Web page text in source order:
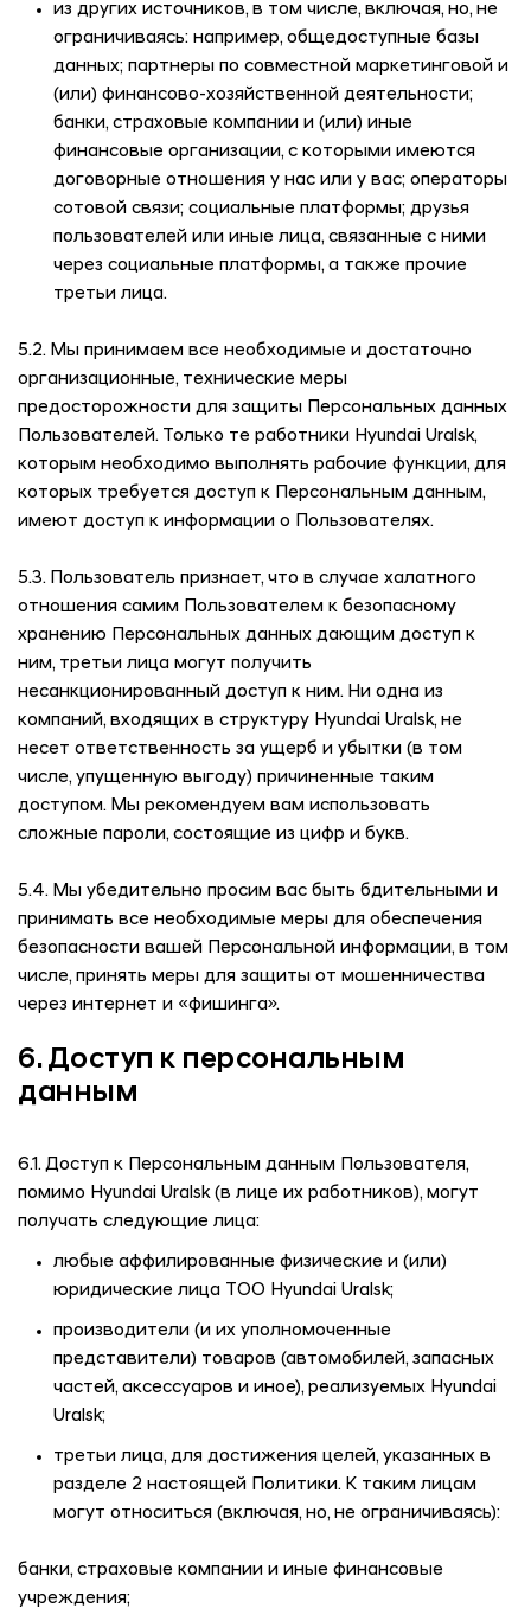
из других источников, в том числе, включая, но, не
ограничиваясь: например, общедоступные базы
данных; партнеры по совместной маркетинговой и
(или) финансово-хозяйственной деятельности;
банки, страховые компании и (или) иные
финансовые организации, с которыми имеются
договорные отношения у нас или у вас; операторы
сотовой связи; социальные платформы; друзья
пользователей или иные лица, связанные с ними
через социальные платформы, а также прочие
третьи лица.
5.2. Мы принимаем все необходимые и достаточно
организационные, технические меры
предосторожности для защиты Персональных данных
Пользователей. Только те работники Hyundai Uralsk,
которым необходимо выполнять рабочие функции, для
которых требуется доступ к Персональным данным,
имеют доступ к информации о Пользователях.
5.3. Пользователь признает, что в случае халатного
отношения самим Пользователем к безопасному
хранению Персональных данных дающим доступ к
ним, третьи лица могут получить
несанкционированный доступ к ним. Ни одна из
компаний, входящих в структуру Hyundai Uralsk, не
несет ответственность за ущерб и убытки (в том
числе, упущенную выгоду) причиненные таким
доступом. Мы рекомендуем вам использовать
сложные пароли, состоящие из цифр и букв.
5.4. Мы убедительно просим вас быть бдительными и
принимать все необходимые меры для обеспечения
безопасности вашей Персональной информации, в том
числе, принять меры для защиты от мошенничества
через интернет и «фишинга».
6. Доступ к персональным
данным
6.1. Доступ к Персональным данным Пользователя,
помимо Hyundai Uralsk(в лице их работников), могут
получать следующие лица:
любые аффилированные физические и (или)
юридические лица ТОО Hyundai Uralsk;
производители (и их уполномоченные
представители) товаров (автомобилей, запасных
частей, аксессуаров и иное), реализуемых Hyundai
Uralsk;
третьи лица, для достижения целей, указанных в
разделе 2 настоящей Политики. К таким лицам
могут относиться (включая, но, не ограничиваясь):
банки, страховые компании и иные финансовые
учреждения;